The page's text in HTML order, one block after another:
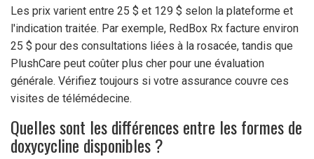
Les prix varient entre 25 $ et 129 $ selon la plateforme et
l'indication traitée. Par exemple, RedBox Rx facture environ
25 $ pour des consultations liées à la rosacée, tandis que
PlushCare peut coûter plus cher pour une évaluation
générale. Vérifiez toujours si votre assurance couvre ces
visites de télémédecine.
Quelles sont les différences entre les formes de
doxycycline disponibles ?